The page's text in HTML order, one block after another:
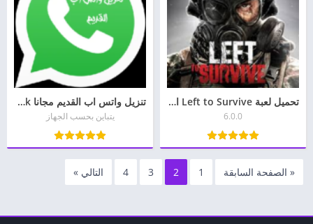
تحميل لعبة Left to Survive الأصليه للاندرويد وللأيفون آخر اصدار
6.0.0
تنزيل واتس اب القديم مجانا apk للاندرويد والايفون
يتباين بحسب الجهاز
« الصفحة السابقة 1
2
3
4 التالي »